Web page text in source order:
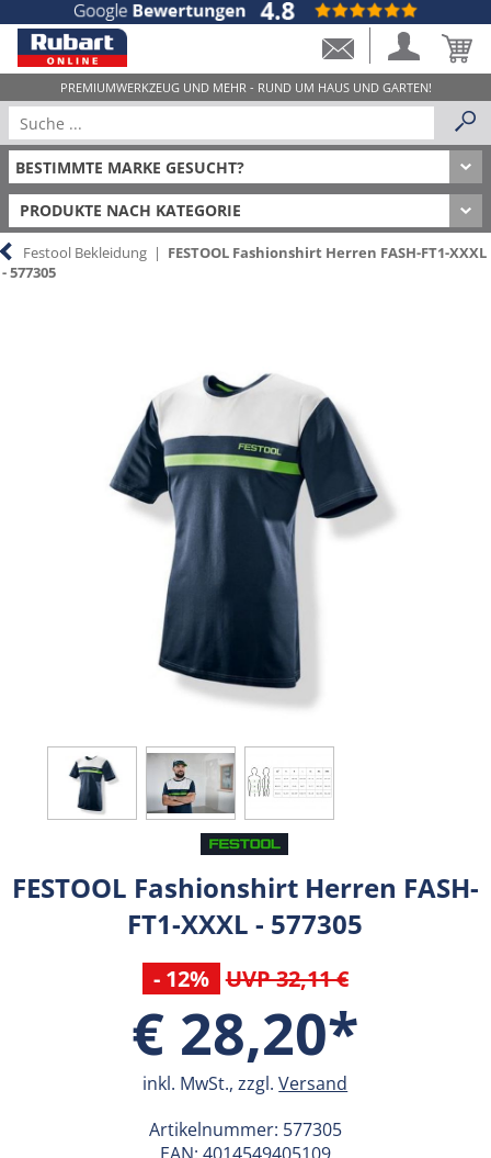
PRODUKTE NACH KATEGORIE
Festool Bekleidung | FESTOOL Fashionshirt Herren FASH-FT1-XXXL
- 577305
FESTOOL Fashionshirt Herren FASH-
FT1-XXXL - 577305
- 12% UVP 32,11 €
€ 28,20*
inkl. MwSt., zzgl.Versand
Artikelnummer: 577305